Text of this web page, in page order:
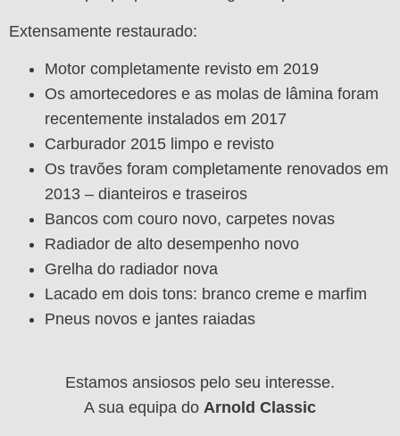
Extensamente restaurado:
Motor completamente revisto em 2019
Os amortecedores e as molas de lâmina foram
recentemente instalados em 2017
Carburador 2015 limpo e revisto
Os travões foram completamente renovados em
2013 – dianteiros e traseiros
Bancos com couro novo, carpetes novas
Radiador de alto desempenho novo
Grelha do radiador nova
Lacado em dois tons: branco creme e marfim
Pneus novos e jantes raiadas
Estamos ansiosos pelo seu interesse.
A sua equipa do Arnold Classic